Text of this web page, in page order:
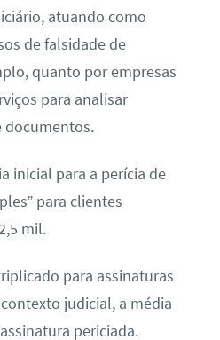
atuando como
de falsidade de
quanto por empresas
para analisar
documentos.
inicial para a perícia de
para clientes
mil.
para assinaturas
judicial, a média
periciada.